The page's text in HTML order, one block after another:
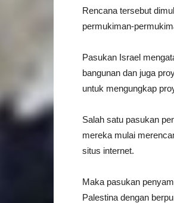
Rencana tersebut
permukiman-
Pasukan Israel
bangunan dan juga
untuk mengungkap
Salah satu pasukan
mereka mulai
situs internet.
Maka pasukan
Palestina dengan